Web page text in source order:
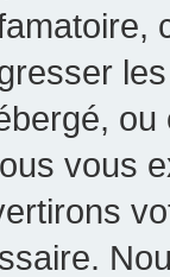
vous